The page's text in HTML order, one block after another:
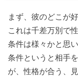
しない理由④
お互いを思い
やる気持ちを
忘れていませ
まず、彼のどこが
これは千差万別で
条件は様々かと思い
条件というと相手
が、性格が合う、